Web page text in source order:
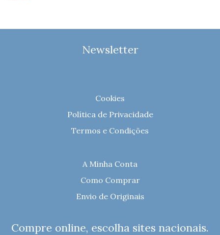
Newsletter
Cookies
Política de Privacidade
Termos e Condições
A Minha Conta
Como Comprar
Envio de Originais
Compre online, escolha sites nacionais.